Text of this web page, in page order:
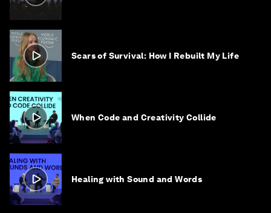
Scars of Survival: How I Rebuilt My Life
When Code and Creativity Collide
Healing with Sound and Words